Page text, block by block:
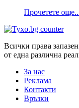
Прочетете
Всички права
от една различна
За нас
Реклама
Контакти
Връзки